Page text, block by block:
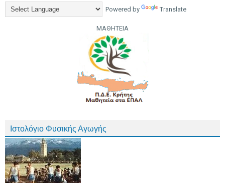
Powered by Translate
ΜΑΘΗΤΕΙΑ
Ιστολόγιο Φυσικής Αγωγής